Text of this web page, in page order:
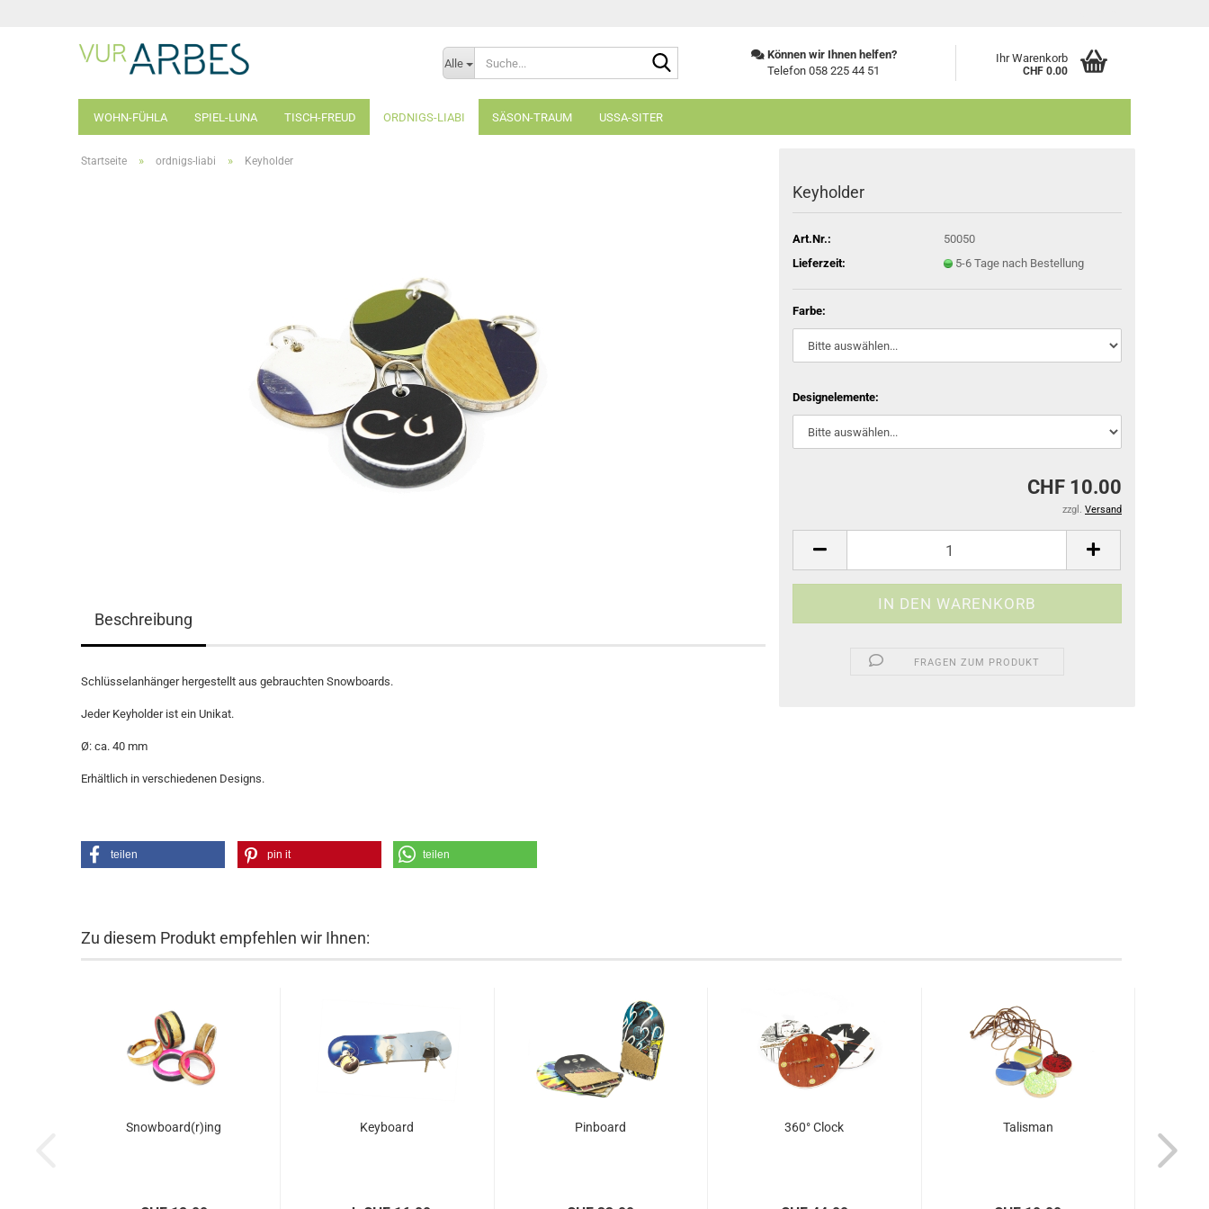
Alle
Können wir Ihnen helfen?
Telefon 058 225 44 51
Ihr Warenkorb
CHF 0.00
WOHN-FÜHLA SPIEL-LUNA TISCH-FREUD ORDNIGS-LIABI SÄSON-TRAUM USSA-SITER
Startseite » ordnigs-liabi » Keyholder
Keyholder
Art.Nr.:
50050
Lieferzeit:
5-6 Tage nach Bestellung
Farbe:
Designelemente:
CHF 10.00
zzgl. Versand
FRAGEN ZUM PRODUKT
Beschreibung
Schlüsselanhänger hergestellt aus gebrauchten Snowboards.
Jeder Keyholder ist ein Unikat.
Ø: ca. 40 mm
Erhältlich in verschiedenen Designs.
teilen pin it teilen
Zu diesem Produkt empfehlen wir Ihnen:
Snowboard(r)ing Keyboard Pinboard 360° Clock Talisman